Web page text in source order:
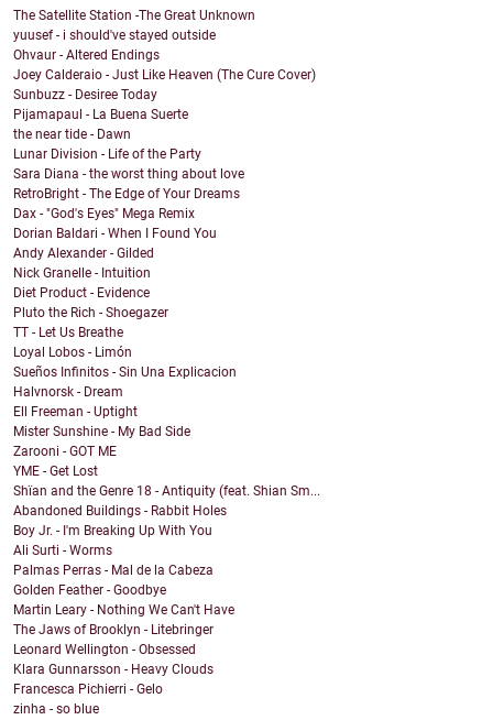
The Satellite Station -The Great Unknown
yuusef - i should've stayed outside
Ohvaur - Altered Endings
Joey Calderaio - Just Like Heaven (The Cure Cover)
Sunbuzz - Desiree Today
Pijamapaul - La Buena Suerte
the near tide - Dawn
Lunar Division - Life of the Party
Sara Diana - the worst thing about love
RetroBright - The Edge of Your Dreams
Dax - "God's Eyes" Mega Remix
Dorian Baldari - When I Found You
Andy Alexander - Gilded
Nick Granelle - Intuition
Diet Product - Evidence
Pluto the Rich - Shoegazer
TT - Let Us Breathe
Loyal Lobos - Limón
Sueños Infinitos - Sin Una Explicacion
Halvnorsk - Dream
Ell Freeman - Uptight
Mister Sunshine - My Bad Side
Zarooni - GOT ME
YME - Get Lost
Shïan and the Genre 18 - Antiquity (feat. Shian Sm...
Abandoned Buildings - Rabbit Holes
Boy Jr. - I'm Breaking Up With You
Ali Surti - Worms
Palmas Perras - Mal de la Cabeza
Golden Feather - Goodbye
Martin Leary - Nothing We Can't Have
The Jaws of Brooklyn - Litebringer
Leonard Wellington - Obsessed
Klara Gunnarsson - Heavy Clouds
Francesca Pichierri - Gelo
zinha - so blue